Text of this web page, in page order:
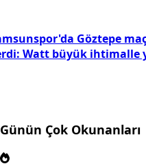
Göztepe
Watt büyük ihtimalle
Günün Çok Okunanları